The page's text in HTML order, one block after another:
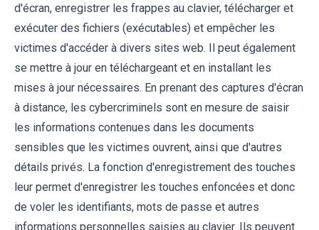
d'écran, enregistrer les frappes au clavier, télécharger et
exécuter des fichiers (exécutables) et empêcher les
victimes d'accéder à divers sites web. Il peut également
se mettre à jour en téléchargeant et en installant les
mises à jour nécessaires. En prenant des captures d'écran
à distance, les cybercriminels sont en mesure de saisir
les informations contenues dans les documents
sensibles que les victimes ouvrent, ainsi que d'autres
détails privés. La fonction d'enregistrement des touches
leur permet d'enregistrer les touches enfoncées et donc
de voler les identifiants, mots de passe et autres
informations personnelles saisies au clavier. Ils peuvent